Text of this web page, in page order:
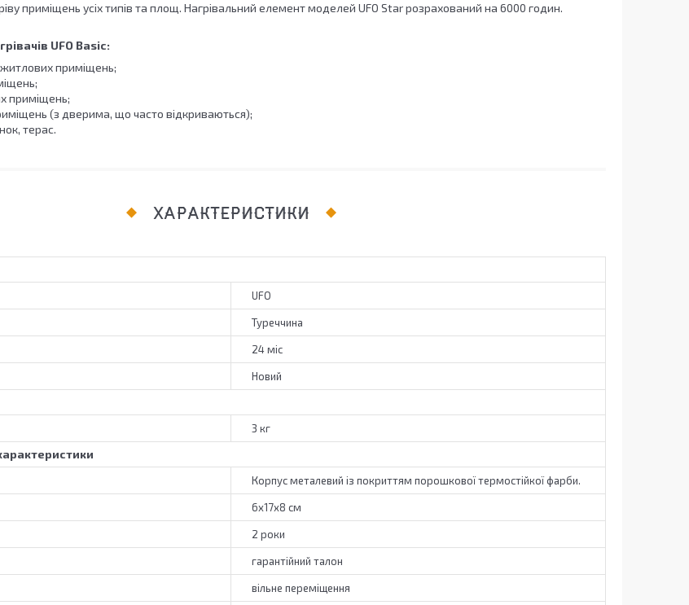
приміщень усіх типів та площ. Нагрівальний елемент моделей UFO Star розрахований на 6000 годин.
UFO Basic:
житлових приміщень;
приміщень;
(з дверима, що часто відкриваються);
терас.
ХАРАКТЕРИСТИКИ
UFO
Туреччина
24 міс
Новий
3 кг
Корпус металевий із покриттям порошкової термостійкої фарби.
6х17х8 см
2 роки
гарантійний талон
вільне переміщення